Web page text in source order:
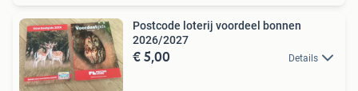
Postcode loterij voordeel bonnen
2026/2027
€ 5,00 Details